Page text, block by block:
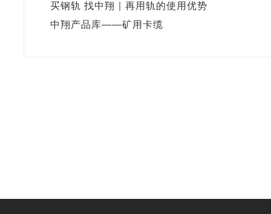
买钢轨 找中翔｜再用轨的使用优势
中翔产品库——矿用卡缆